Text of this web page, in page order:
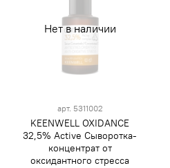
Нет в наличии
арт. 5311002
KEENWELL OXIDANCE
32,5% Active Сыворотка-
концентрат от
оксидантного стресса